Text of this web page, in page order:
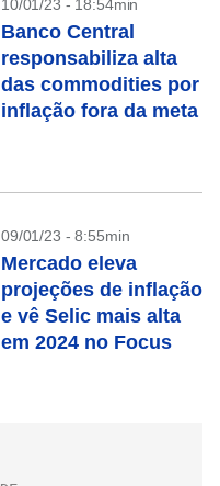
10/01/23 - 18:54min
Banco Central
responsabiliza alta
das commodities por
inflação fora da meta
09/01/23 - 8:55min
Mercado eleva
projeções de inflação
e vê Selic mais alta
em 2024 no Focus